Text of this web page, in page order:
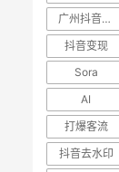
广州抖音培训
抖音变现
Sora
AI
打爆客流
抖音去水印